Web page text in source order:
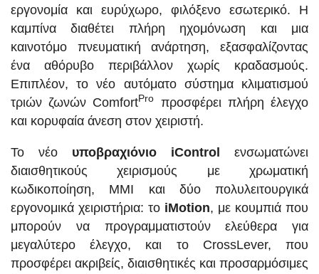
εργονομία και ευρύχωρο, φιλόξενο εσωτερικό. Η
καμπίνα διαθέτει πλήρη ηχομόνωση και μια
καινοτόμο πνευματική ανάρτηση, εξασφαλίζοντας
ένα αθόρυβο περιβάλλον χωρίς κραδασμούς.
Επιπλέον, το νέο αυτόματο σύστημα κλιματισμού
τριών ζωνών ComfortPro
προσφέρει πλήρη έλεγχο
και κορυφαία άνεση στον χειριστή.
Το νέο υποβραχιόνιο iControl
ενσωματώνει
διαισθητικούς χειρισμούς με χρωματική
κωδικοποίηση, MMI και δύο πολυλειτουργικά
εργονομικά χειριστήρια: το iMotion, με κουμπιά που
μπορούν να προγραμματιστούν ελεύθερα για
μεγαλύτερο έλεγχο, και το CrossLever, που
προσφέρει ακριβείς, διαισθητικές και προσαρμόσιμες